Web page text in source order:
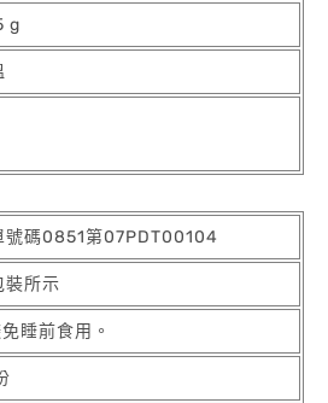
g
號碼0851第07PDT00104
裝所示
睡前食用。